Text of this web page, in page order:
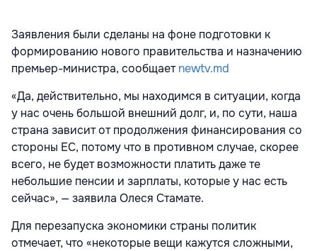
Заявления были сделаны на фоне подготовки к
формированию нового правительства и назначению
премьер-министра, сообщаетnewtv.md
«Да, действительно, мы находимся в ситуации, когда
у нас очень большой внешний долг, и, по сути, наша
страна зависит от продолжения финансирования со
стороны ЕС, потому что в противном случае, скорее
всего, не будет возможности платить даже те
небольшие пенсии и зарплаты, которые у нас есть
сейчас», — заявила Олеся Стамате.
Для перезапуска экономики страны политик
отмечает, что «некоторые вещи кажутся сложными,